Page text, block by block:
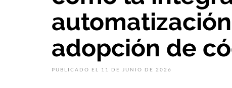
adopción de
PUBLICADO EL 11 DE JUNIO DE 2026